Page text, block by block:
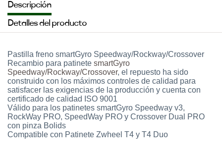
Descripción
Detalles del producto
Pastilla freno smartGyro Speedway/Rockway/Crossover
Recambio para patinete smartGyro
Speedway/Rockway/Crossover, el repuesto ha sido
construido con los máximos controles de calidad para
satisfacer las exigencias de la producción y cuenta con
certificado de calidad ISO 9001
Válido para los patinetes smartGyro Speedway v3,
RockWay PRO, SpeedWay PRO y Crossover Dual PRO
con pinza Bolids
Compatible con Patinete Zwheel T4 y T4 Duo